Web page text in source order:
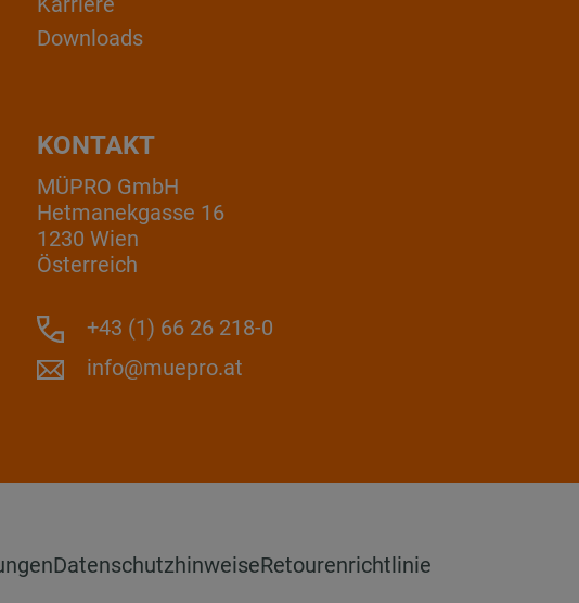
Downloads
KONTAKT
MÜPRO GmbH
Hetmanekgasse 16
1230 Wien
Österreich
+43 (1) 66 26 218-0
info@muepro.at
DatenschutzhinweiseRetourenrichtlinie